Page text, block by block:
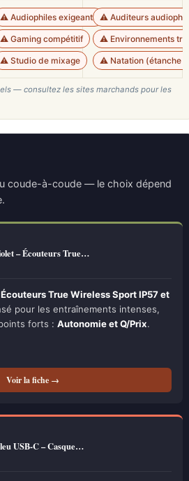
⚠️ Audiophiles exigeants
⚠️ Gaming compétitif
⚠️ Studio de mixage
⚠️ Auditeurs
⚠️ Environnements
⚠️ Natation (étanche
— consultez les sites marchands pour les
coude-à-coude — le choix dépend
– Écouteurs True…
True Wireless Sport IP57 et
pour les entraînements intenses,
forts : Autonomie et Q/Prix.
Voir la fiche →
USB-C – Casque…